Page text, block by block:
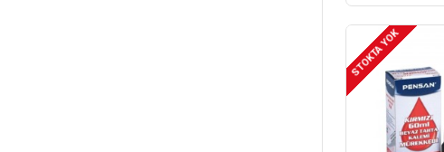
STOKTA YOK